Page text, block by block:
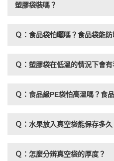
塑膠袋裝嗎？
Ｑ：食品袋怕曬嗎？食品袋能防
Ｑ：塑膠袋在低溫的情況下會有
Ｑ：食品級PE袋怕高溫嗎？食
Ｑ：水果放入真空袋能保存多久
Ｑ：怎麼分辨真空袋的厚度？